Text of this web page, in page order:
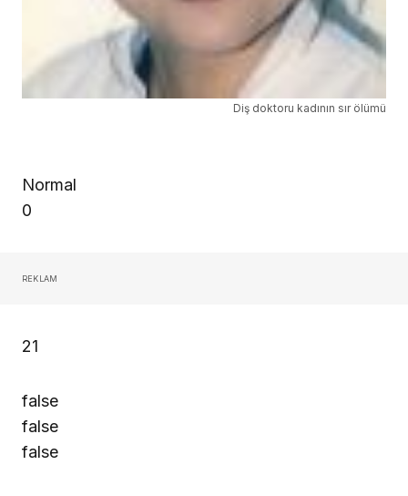
Diş doktoru kadının sır ölümü
Normal
0
REKLAM
21
false
false
false